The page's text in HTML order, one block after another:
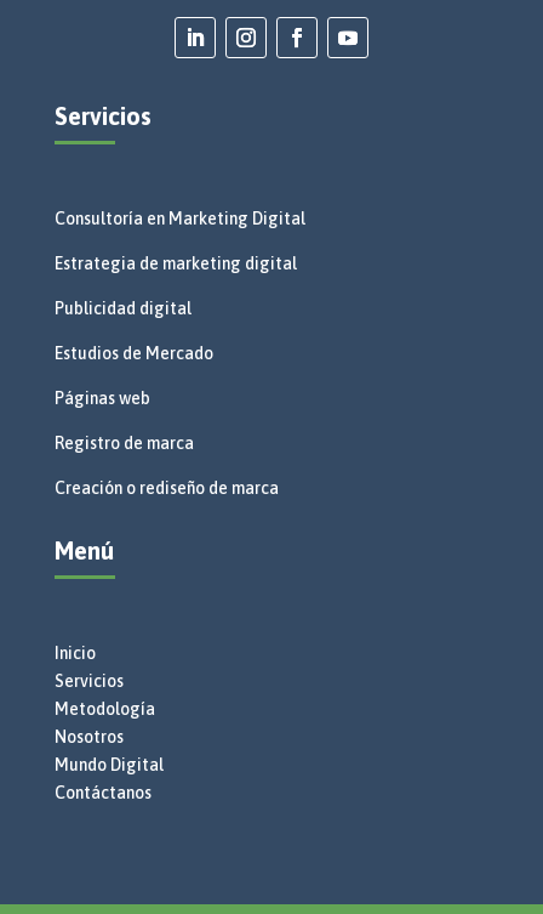
Servicios
Consultoría en Marketing Digital
Estrategia de marketing digital
Publicidad digital
Estudios de Mercado
Páginas web
Registro de marca
Creación o rediseño de marca
Menú
Inicio
Servicios
Metodología
Nosotros
Mundo Digital
Contáctanos